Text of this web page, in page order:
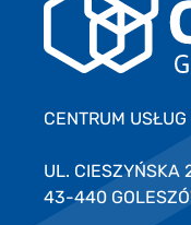
CENTRUM
UL. CIESZYŃSKA
43-440